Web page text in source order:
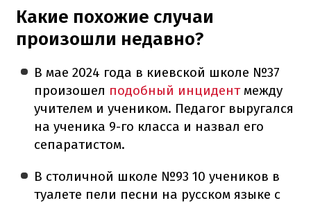
Какие похожие случаи
произошли недавно?
В мае 2024 года в киевской школе №37
произошел подобный инцидентмежду
учителем и учеником. Педагог выругался
на ученика 9-го класса и назвал его
сепаратистом.
В столичной школе №93 10 учеников в
туалете пели песни на русском языке с